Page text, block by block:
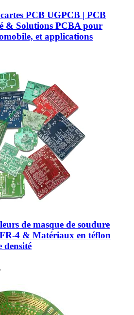
PCB UGPCB | PCB
& Solutions PCBA pour
et applications
de masque de soudure
4 & Matériaux en téflon
densité